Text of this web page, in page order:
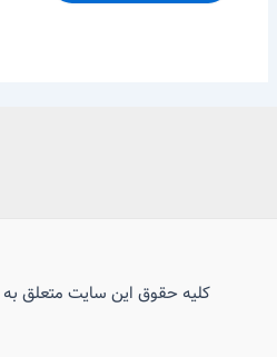
کلیه حقوق این سایت متعلق